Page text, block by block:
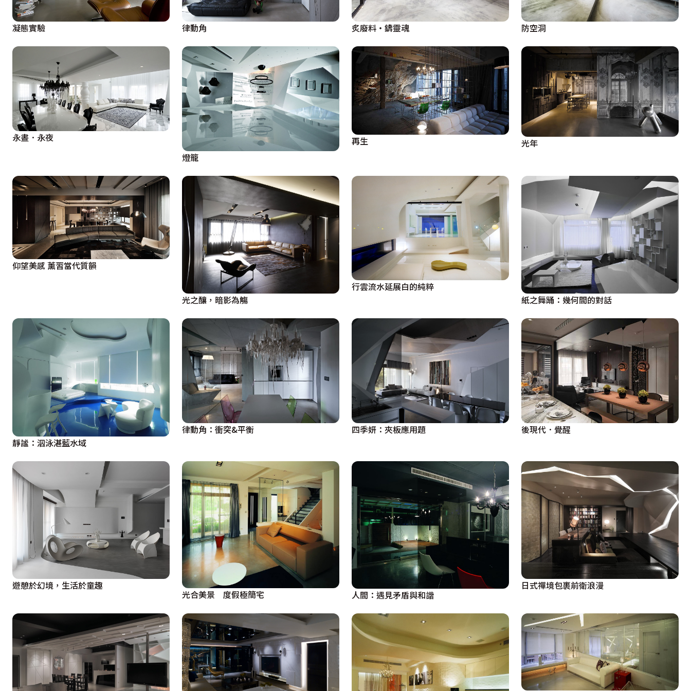
凝態實驗 律動角 炙廢料・鑄靈魂 防空洞
永晝．永夜
燈籠
再生 光年
仰望美感 薰習當代質韻
光之釀，暗影為觴
行雲流水延展白的純粹
紙之舞踊：幾何間的對話
靜謐：泅泳湛藍水域
律動角：衝突&平衡 四季妍：夾板應用題 後現代．覺醒
遊憩於幻境，生活於童趣
光合美景 度假極簡宅 人間：遇見矛盾與和諧
日式禪境包裹前衛浪漫